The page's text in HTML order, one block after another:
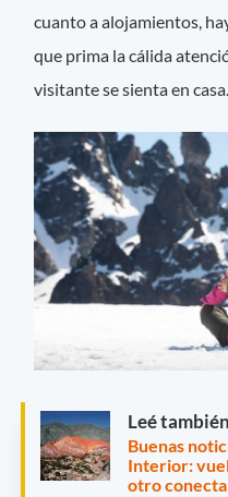
cuanto a alojamientos,
que prima la cálida
visitante se sienta en casa.
Leé también
Buenas
Interior:
otro conecta